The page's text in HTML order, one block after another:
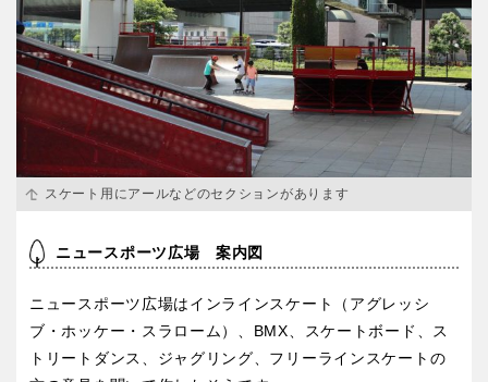
スケート用にアールなどのセクションがあります
ニュースポーツ広場 案内図
ニュースポーツ広場はインラインスケート（アグレッシ
ブ・ホッケー・スラローム）、BMX、スケートボード、ス
トリートダンス、ジャグリング、フリーラインスケートの